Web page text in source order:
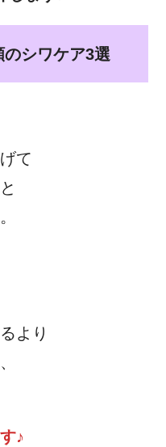
シワケア3選
て
と
より
♪